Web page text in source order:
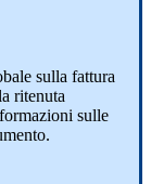
sulla fattura
ritenuta
sulle
.